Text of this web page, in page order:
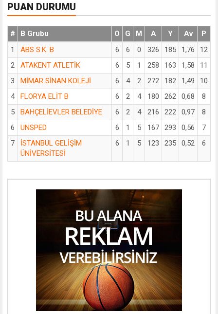
PUAN DURUMU
# B Grubu O G M A Y Av
P
1
ABS S.K. B 6 6 0 326 185 1,76
12
2
ATAKENT ATLETİK 6 5 1 258 163 1,58
11
3
MİMAR SİNAN KOLEJİ 6 4 2 272 182 1,49
10
4
FLORYA ELİT B 6 2 4 180 262 0,68
8
5
BAHÇELİEVLER BELEDİYE 6 2 4 216 222 0,97
8
6
UNSPED 6 1 5 167 293 0,56
7
7
İSTANBUL GELİŞİM
ÜNİVERSİTESİ
6 1 5 123 235 0,52 6